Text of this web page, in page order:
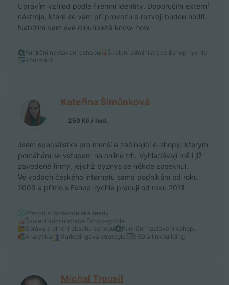
Upravím vzhled podle firemní identity. Doporučím externí
nástroje, které se vám při provozu a rozvoji budou hodit.
Nabízím vám své dlouholeté know-how.
Funkční nastavení eshopu
Školení administrace Eshop-rychle
Kódování
Kateřina Šimůnková
250 Kč / hod.
Jsem specialistka pro menší a začínající e-shopy, kterým
pomáhám se vstupem na online trh. Vyhledávají mě i již
zavedené firmy, jejichž byznys se někde zaseknul.
Ve vodách českého internetu sama podnikám od roku
2009 a přímo s Eshop-rychle pracuji od roku 2011.
Převod a dodavatelské feedy
Školení administrace Eshop-rychle
Správa a plnění obsahu eshopu
Funkční nastavení eshopu
Analytika
Marketingová strategie SEO a linkbuilding
Michal Trousil